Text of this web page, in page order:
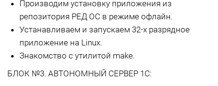
Производим установку приложения из
репозитория РЕД ОС в режиме офлайн.
Устанавливаем и запускаем 32-х разрядное
приложение на Linux.
Знакомство с утилитой make.
БЛОК №3. АВТОНОМНЫЙ СЕРВЕР 1С: